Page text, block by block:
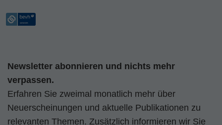
Newsletter abonnieren und nichts mehr
verpassen.
Erfahren Sie zweimal monatlich mehr über
Neuerscheinungen und aktuelle Publikationen zu
relevanten Themen. Zusätzlich informieren wir Sie